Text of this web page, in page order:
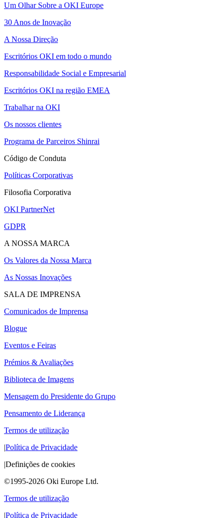
Um Olhar Sobre a OKI Europe
30 Anos de Inovação
A Nossa Direção
Escritórios OKI em todo o mundo
Responsabilidade Social e Empresarial
Escritórios OKI na região EMEA
Trabalhar na OKI
Os nossos clientes
Programa de Parceiros Shinrai
Código de Conduta
Políticas Corporativas
Filosofia Corporativa
OKI PartnerNet
GDPR
A NOSSA MARCA
Os Valores da Nossa Marca
As Nossas Inovações
SALA DE IMPRENSA
Comunicados de Imprensa
Blogue
Eventos e Feiras
Prémios & Avaliações
Biblioteca de Imagens
Mensagem do Presidente do Grupo
Pensamento de Liderança
Termos de utilização
|Política de Privacidade
|Definições de cookies
©1995-2026 Oki Europe Ltd.
Termos de utilização
|Política de Privacidade